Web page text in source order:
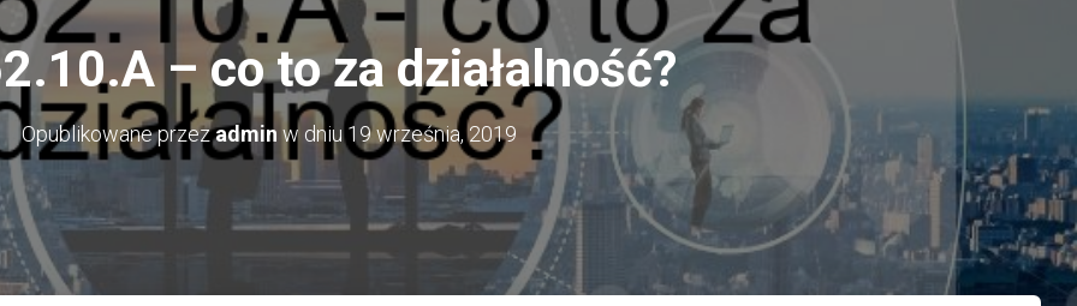
– co to za działalność?
Opublikowane przezadmin w dniu 19 września, 2019